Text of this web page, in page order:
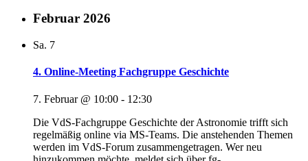
Februar 2026
Sa. 7
4. Online-Meeting Fachgruppe Geschichte
7. Februar @ 10:00 - 12:30
Die VdS-Fachgruppe Geschichte der Astronomie trifft sich
regelmäßig online via MS-Teams. Die anstehenden Themen
werden im VdS-Forum zusammengetragen. Wer neu